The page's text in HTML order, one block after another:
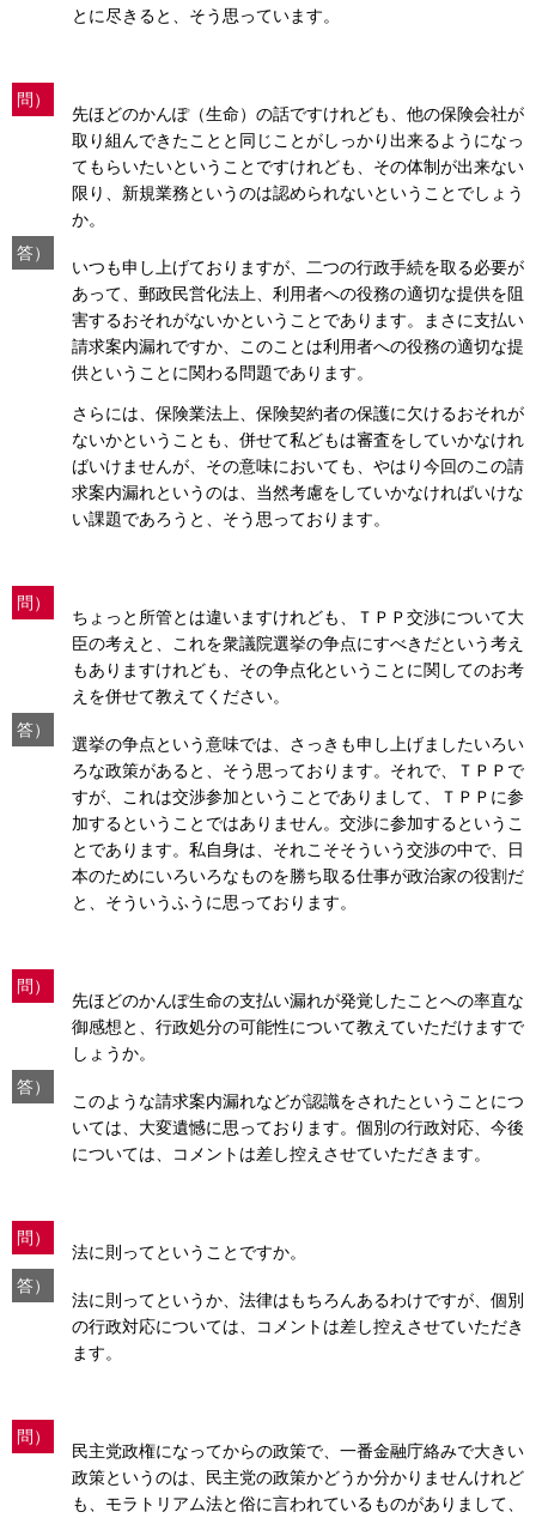
とに尽きると、そう思っています。
問）
先ほどのかんぽ（生命）の話ですけれども、他の保険会社が
取り組んできたことと同じことがしっかり出来るようになっ
てもらいたいということですけれども、その体制が出来ない
限り、新規業務というのは認められないということでしょう
か。
答）
いつも申し上げておりますが、二つの行政手続を取る必要が
あって、郵政民営化法上、利用者への役務の適切な提供を阻
害するおそれがないかということであります。まさに支払い
請求案内漏れですか、このことは利用者への役務の適切な提
供ということに関わる問題であります。
さらには、保険業法上、保険契約者の保護に欠けるおそれが
ないかということも、併せて私どもは審査をしていかなけれ
ばいけませんが、その意味においても、やはり今回のこの請
求案内漏れというのは、当然考慮をしていかなければいけな
い課題であろうと、そう思っております。
問）
ちょっと所管とは違いますけれども、ＴＰＰ交渉について大
臣の考えと、これを衆議院選挙の争点にすべきだという考え
もありますけれども、その争点化ということに関してのお考
えを併せて教えてください。
答）
選挙の争点という意味では、さっきも申し上げましたいろい
ろな政策があると、そう思っております。それで、ＴＰＰで
すが、これは交渉参加ということでありまして、ＴＰＰに参
加するということではありません。交渉に参加するというこ
とであります。私自身は、それこそそういう交渉の中で、日
本のためにいろいろなものを勝ち取る仕事が政治家の役割だ
と、そういうふうに思っております。
問）
先ほどのかんぽ生命の支払い漏れが発覚したことへの率直な
御感想と、行政処分の可能性について教えていただけますで
しょうか。
答）
このような請求案内漏れなどが認識をされたということにつ
いては、大変遺憾に思っております。個別の行政対応、今後
については、コメントは差し控えさせていただきます。
問）
法に則ってということですか。
答）
法に則ってというか、法律はもちろんあるわけですが、個別
の行政対応については、コメントは差し控えさせていただき
ます。
問）
民主党政権になってからの政策で、一番金融庁絡みで大きい
政策というのは、民主党の政策かどうか分かりませんけれど
も、モラトリアム法と俗に言われているものがありまして、